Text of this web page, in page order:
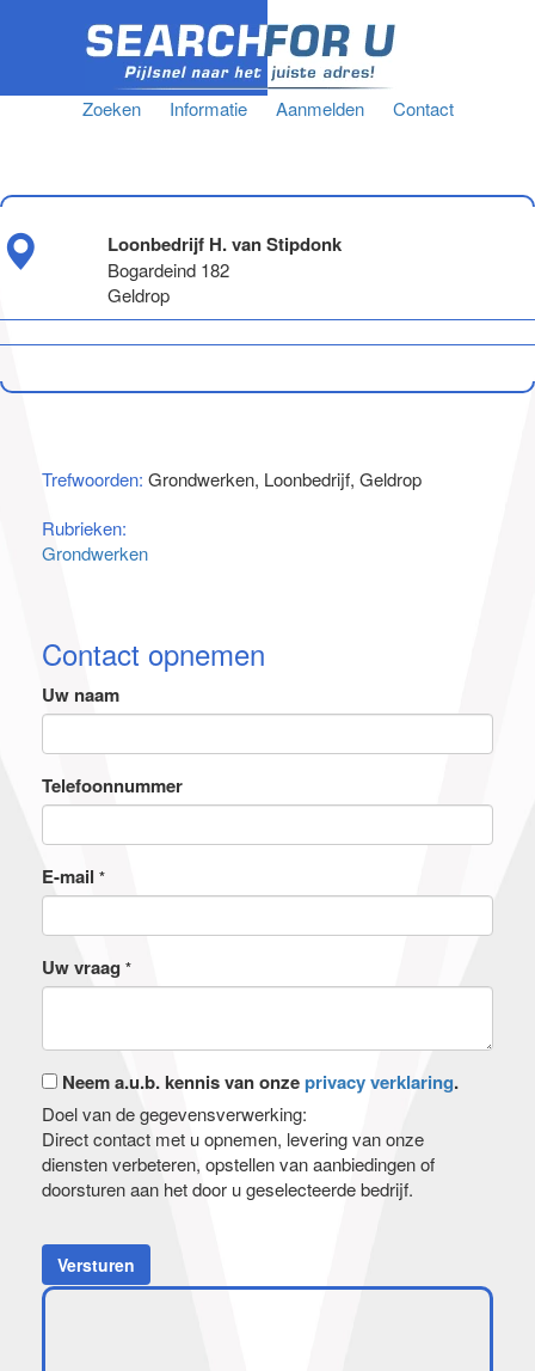
Zoeken Informatie Aanmelden Contact
Loonbedrijf H. van Stipdonk
Bogardeind 182
Geldrop
Trefwoorden: Grondwerken, Loonbedrijf, Geldrop
Rubrieken:
Grondwerken
Contact opnemen
Uw naam
Telefoonnummer
E-mail *
Uw vraag *
Neem a.u.b. kennis van onzeprivacy verklaring.
Doel van de gegevensverwerking:
Direct contact met u opnemen, levering van onze
diensten verbeteren, opstellen van aanbiedingen of
doorsturen aan het door u geselecteerde bedrijf.
Versturen